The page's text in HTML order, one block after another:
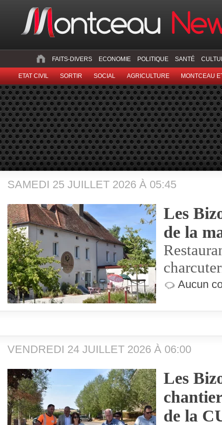
FAITS-DIVERS ECONOMIE POLITIQUE SANTÉ
ETAT CIVIL SORTIR SOCIAL AGRICULTURE MONTCEAU
SAMEDI 25 JUILLET 2026 À 05:45
Les
de la
Aucun
VENDREDI 24 JUILLET 2026 À 06:00
Les
de la